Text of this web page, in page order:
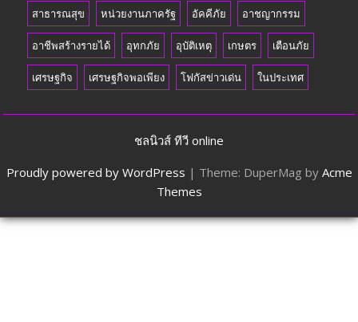
สาธารณสุข หน่วยงานภาครัฐ อัคคีภัย อาชญากรรม
อาชีพสร้างรายได้ อุทกภัย อุบัติเหตุ เกษตร เตือนภัย
เศรษฐกิจ เศรษฐกิจพอเพียง โฟกัสข่าวเด่น ในประเทศ
ชลนิวส์ ทีวี online
Proudly powered by WordPress | Theme: DuperMag by Acme
Themes